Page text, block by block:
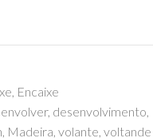
, Encaixe
, desenvolvimento,
, Madeira, volante, voltande